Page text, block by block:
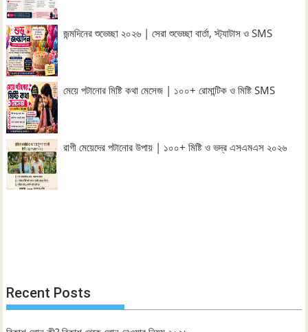
জন্মদিনের শুভেচ্ছা ২০২৬ | সেরা শুভেচ্ছা বার্তা, স্ট্যাটাস ও SMS
মেয়ে পটানোর মিষ্টি কথা মেসেজ | ১০০+ রোমান্টিক ও মিষ্টি SMS
রাগী মেয়েদের পটানোর উপায় | ১০০+ মিষ্টি ও ভদ্র এসএমএস ২০২৬
Recent Posts